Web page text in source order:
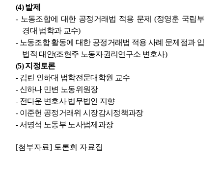
(4)발제
- 노동조합에 대한 공정거래법 적용 문제(정영훈 국립부
경대 법학과 교수)
- 노동조합 활동에 대한 공정거래법 적용 사례 문제점과 입
법적 대안(조현주 노동자권리연구소 변호사)
(5)지정토론
- 김린 인하대 법학전문대학원 교수
- 신하나 민변 노동위원장
- 전다운 변호사 법무법인 지향
- 이준헌 공정거래위 시장감시정책과장
- 서명석 노동부 노사법제과장
[첨부자료] 토론회 자료집